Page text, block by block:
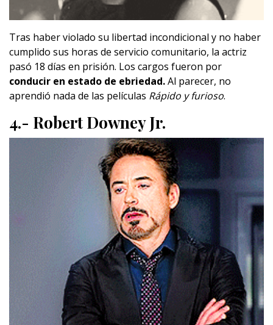
Tras haber violado su libertad incondicional y no haber
cumplido sus horas de servicio comunitario, la actriz
pasó 18 días en prisión. Los cargos fueron por
conducir en estado de ebriedad.Al parecer, no
aprendió nada de las películas Rápido y furioso.
4.- Robert Downey Jr.